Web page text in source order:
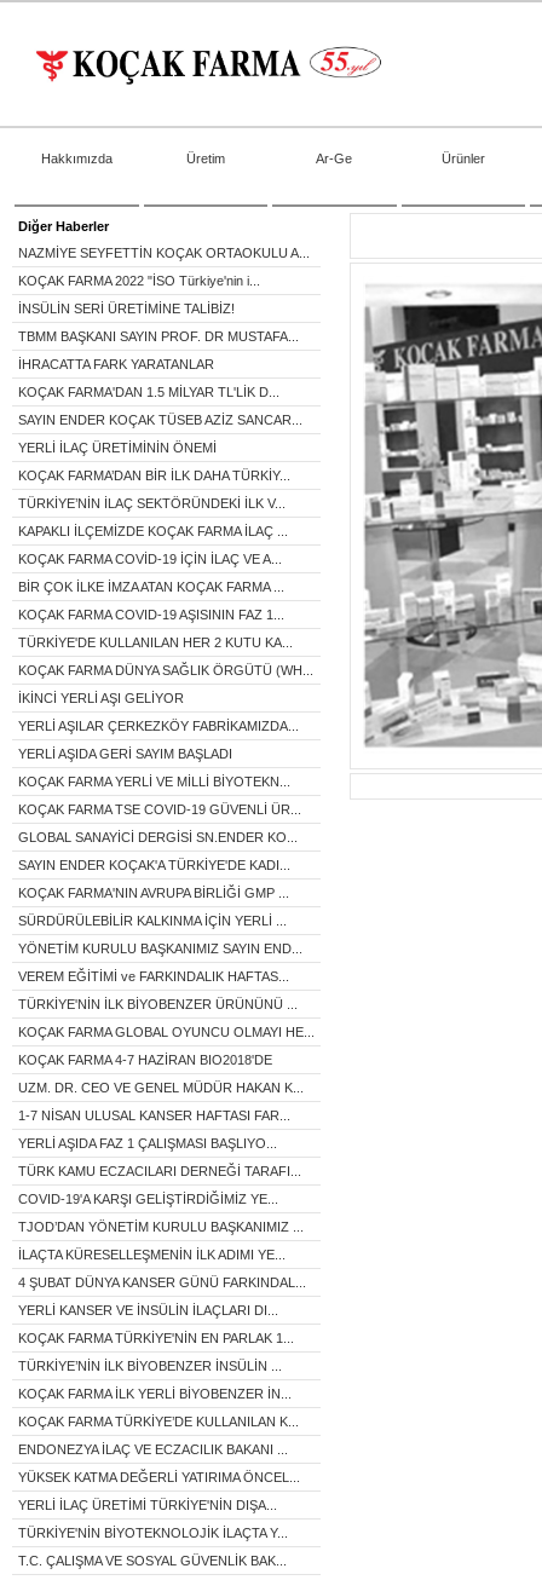
Hakkımızda Üretim Ar-Ge Ürünler
Diğer Haberler
NAZMİYE SEYFETTİN KOÇAK ORTAOKULU A...
KOÇAK FARMA 2022 "İSO Türkiye'nin i...
İNSÜLİN SERİ ÜRETİMİNE TALİBİZ!
TBMM BAŞKANI SAYIN PROF. DR MUSTAFA...
İHRACATTA FARK YARATANLAR
KOÇAK FARMA'DAN 1.5 MİLYAR TL'LİK D...
SAYIN ENDER KOÇAK TÜSEB AZİZ SANCAR...
YERLİ İLAÇ ÜRETİMİNİN ÖNEMİ
KOÇAK FARMA’DAN BİR İLK DAHA TÜRKİY...
TÜRKİYE’NİN İLAÇ SEKTÖRÜNDEKİ İLK V...
KAPAKLI İLÇEMİZDE KOÇAK FARMA İLAÇ ...
KOÇAK FARMA COVİD-19 İÇİN İLAÇ VE A...
BİR ÇOK İLKE İMZA ATAN KOÇAK FARMA ...
KOÇAK FARMA COVID-19 AŞISININ FAZ 1...
TÜRKİYE'DE KULLANILAN HER 2 KUTU KA...
KOÇAK FARMA DÜNYA SAĞLIK ÖRGÜTÜ (WH...
İKİNCİ YERLİ AŞI GELİYOR
YERLİ AŞILAR ÇERKEZKÖY FABRİKAMIZDA...
YERLİ AŞIDA GERİ SAYIM BAŞLADI
KOÇAK FARMA YERLİ VE MİLLİ BİYOTEKN...
KOÇAK FARMA TSE COVID-19 GÜVENLİ ÜR...
GLOBAL SANAYİCİ DERGİSİ SN.ENDER KO...
SAYIN ENDER KOÇAK'A TÜRKİYE'DE KADI...
KOÇAK FARMA'NIN AVRUPA BİRLİĞİ GMP ...
SÜRDÜRÜLEBİLİR KALKINMA İÇİN YERLİ ...
YÖNETİM KURULU BAŞKANIMIZ SAYIN END...
VEREM EĞİTİMİ ve FARKINDALIK HAFTAS...
TÜRKİYE'NİN İLK BİYOBENZER ÜRÜNÜNÜ ...
KOÇAK FARMA GLOBAL OYUNCU OLMAYI HE...
KOÇAK FARMA 4-7 HAZİRAN BIO2018'DE
UZM. DR. CEO VE GENEL MÜDÜR HAKAN K...
1-7 NİSAN ULUSAL KANSER HAFTASI FAR...
YERLİ AŞIDA FAZ 1 ÇALIŞMASI BAŞLIYO...
TÜRK KAMU ECZACILARI DERNEĞİ TARAFI...
COVID-19'A KARŞI GELİŞTİRDİĞİMİZ YE...
TJOD’DAN YÖNETİM KURULU BAŞKANIMIZ ...
İLAÇTA KÜRESELLEŞMENİN İLK ADIMI YE...
4 ŞUBAT DÜNYA KANSER GÜNÜ FARKINDAL...
YERLİ KANSER VE İNSÜLİN İLAÇLARI DI...
KOÇAK FARMA TÜRKİYE'NİN EN PARLAK 1...
TÜRKİYE’NİN İLK BİYOBENZER İNSÜLİN ...
KOÇAK FARMA İLK YERLİ BİYOBENZER İN...
KOÇAK FARMA TÜRKİYE’DE KULLANILAN K...
ENDONEZYA İLAÇ VE ECZACILIK BAKANI ...
YÜKSEK KATMA DEĞERLİ YATIRIMA ÖNCEL...
YERLİ İLAÇ ÜRETİMİ TÜRKİYE'NİN DIŞA...
TÜRKİYE'NİN BİYOTEKNOLOJİK İLAÇTA Y...
T.C. ÇALIŞMA VE SOSYAL GÜVENLİK BAK...